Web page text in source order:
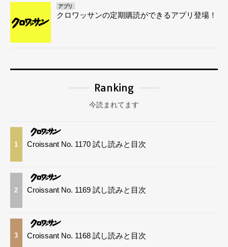
アプリ
クロワッサンの定期購読ができるアプリ登場！
Ranking
今読まれてます
1 Croissant No. 1170 試し読みと目次
2 Croissant No. 1169 試し読みと目次
3 Croissant No. 1168 試し読みと目次